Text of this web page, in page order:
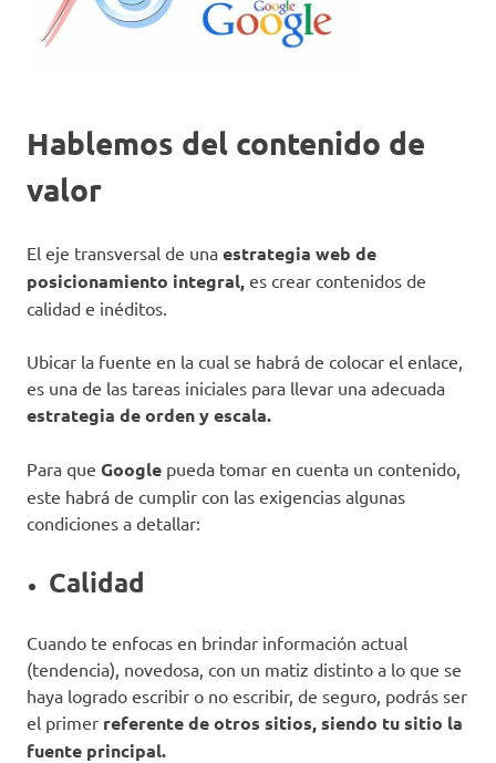
Hablemos del contenido de
valor
El eje transversal de una estrategia web de
posicionamiento integral, es crear contenidos de
calidad e inéditos.
Ubicar la fuente en la cual se habrá de colocar el enlace,
es una de las tareas iniciales para llevar una adecuada
estrategia de orden y escala.
Para que Google pueda tomar en cuenta un contenido,
este habrá de cumplir con las exigencias algunas
condiciones a detallar:
Calidad
Cuando te enfocas en brindar información actual
(tendencia), novedosa, con un matiz distinto a lo que se
haya logrado escribir o no escribir, de seguro, podrás ser
el primer referente de otros sitios, siendo tu sitio la
fuente principal.